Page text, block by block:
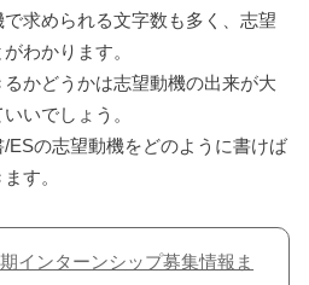
求められる文字数も多く、志望
わかります。
かどうかは志望動機の出来が大
いでしょう。
ESの志望動機をどのように書けば
す。
インターンシップ募集情報ま